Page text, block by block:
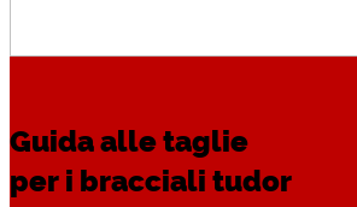
Guida alle taglie
per i bracciali tudor